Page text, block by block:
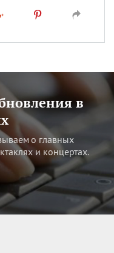
в
о главных
и концертах.